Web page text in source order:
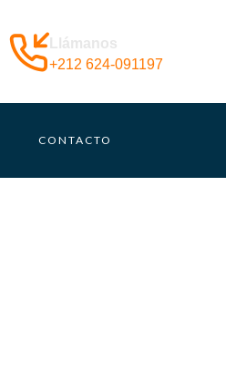
Llámanos
+212 624-091197
CONTACTO